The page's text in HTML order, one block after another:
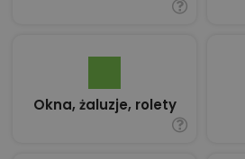
Okna, żaluzje, rolety